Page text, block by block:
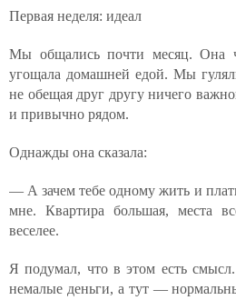
Первая неделя: идеал
Мы общались почти месяц. Она
угощала домашней едой. Мы
не обещая друг другу ничего
и привычно рядом.
Однажды она сказала:
— А зачем тебе одному жить и
мне. Квартира большая, места
веселее.
Я подумал, что в этом есть
немалые деньги, а тут —